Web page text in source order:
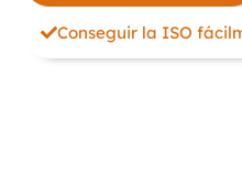
Conseguir la ISO